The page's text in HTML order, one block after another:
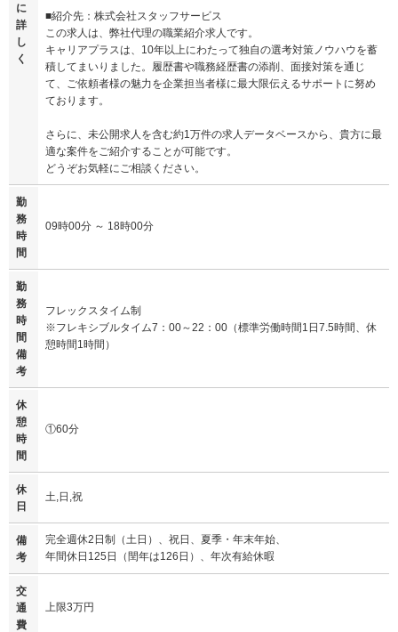
に
詳
し
く
■紹介先：株式会社スタッフサービス
この求人は、弊社代理の職業紹介求人です。
キャリアプラスは、10年以上にわたって独自の選考対策ノウハウを蓄
積してまいりました。履歴書や職務経歴書の添削、面接対策を通じ
て、ご依頼者様の魅力を企業担当者様に最大限伝えるサポートに努め
ております。
さらに、未公開求人を含む約1万件の求人データベースから、貴方に最
適な案件をご紹介することが可能です。
どうぞお気軽にご相談ください。
勤
務
時
間
09時00分 ～ 18時00分
勤
務
時
間
備
考
フレックスタイム制
※フレキシブルタイム7：00～22：00（標準労働時間1日7.5時間、休
憩時間1時間）
休
憩
時
間
①60分
休
日
土,日,祝
備
考
完全週休2日制（土日）、祝日、夏季・年末年始、
年間休日125日（閏年は126日）、年次有給休暇
交
通
費
上限3万円